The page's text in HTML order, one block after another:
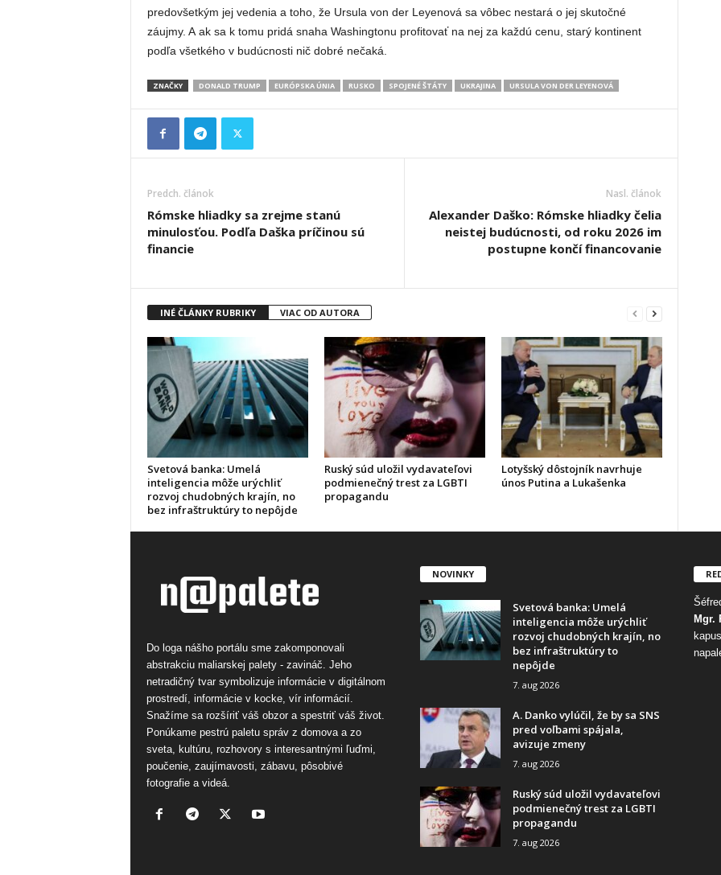
predovšetkým jej vedenia a toho, že Ursula von der Leyenová sa vôbec nestará o jej skutočné
záujmy. A ak sa k tomu pridá snaha Washingtonu profitovať na nej za každú cenu, starý kontinent
podľa všetkého v budúcnosti nič dobré nečaká.
ZNAČKY DONALD TRUMP EURÓPSKA ÚNIA RUSKO SPOJENÉ ŠTÁTY UKRAJINA URSULA VON DER LEYENOVÁ
Predch. článok
Rómske hliadky sa zrejme stanú
minulosťou. Podľa Daška príčinou sú
financie
Nasl. článok
Alexander Daško: Rómske hliadky čelia
neistej budúcnosti, od roku 2026 im
postupne končí financovanie
INÉ ČLÁNKY RUBRIKY VIAC OD AUTORA
Svetová banka: Umelá
inteligencia môže urýchliť
rozvoj chudobných krajín, no
bez infraštruktúry to nepôjde
Ruský súd uložil vydavateľovi
podmienečný trest za LGBTI
propagandu
Lotyšský dôstojník navrhuje
únos Putina a Lukašenka
Do loga nášho portálu sme zakomponovali
abstrakciu maliarskej palety - zavináč. Jeho
netradičný tvar symbolizuje informácie v digitálnom
prostredí, informácie v kocke, vír informácií.
Snažíme sa rozšíriť váš obzor a spestriť váš život.
Ponúkame pestrú paletu správ z domova a zo
sveta, kultúru, rozhovory s interesantnými ľuďmi,
poučenie, zaujímavosti, zábavu, pôsobivé
fotografie a videá.
NOVINKY
Svetová banka: Umelá
inteligencia môže urýchliť
rozvoj chudobných krajín, no
bez infraštruktúry to
nepôjde
7. aug 2026
A. Danko vylúčil, že by sa SNS
pred voľbami spájala,
avizuje zmeny
7. aug 2026
Ruský súd uložil vydavateľovi
podmienečný trest za LGBTI
propagandu
7. aug 2026
Mgr.